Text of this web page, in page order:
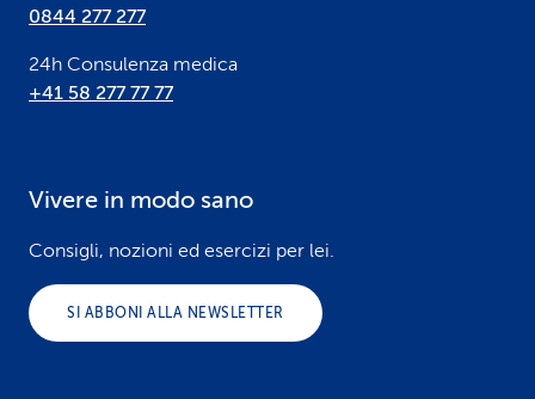
0844 277 277
24h Consulenza medica
+41 58 277 77 77
Vivere in modo sano
Consigli, nozioni ed esercizi per lei.
SI ABBONI ALLA NEWSLETTER